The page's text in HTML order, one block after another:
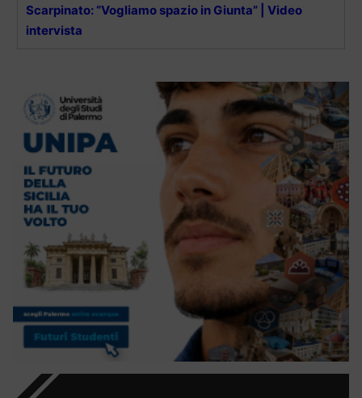
Scarpinato: “Vogliamo spazio in Giunta” | Video
intervista